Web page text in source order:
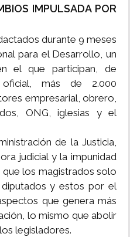
IMPULSADA POR
durante 9 meses
para el Desarrollo, un
el que participan, de
más de 2.000
empresarial, obrero,
ONG, iglesias y el
de la Justicia,
judicial y la impunidad
los magistrados solo
y estos por el
que genera más
lo mismo que abolir
legisladores.